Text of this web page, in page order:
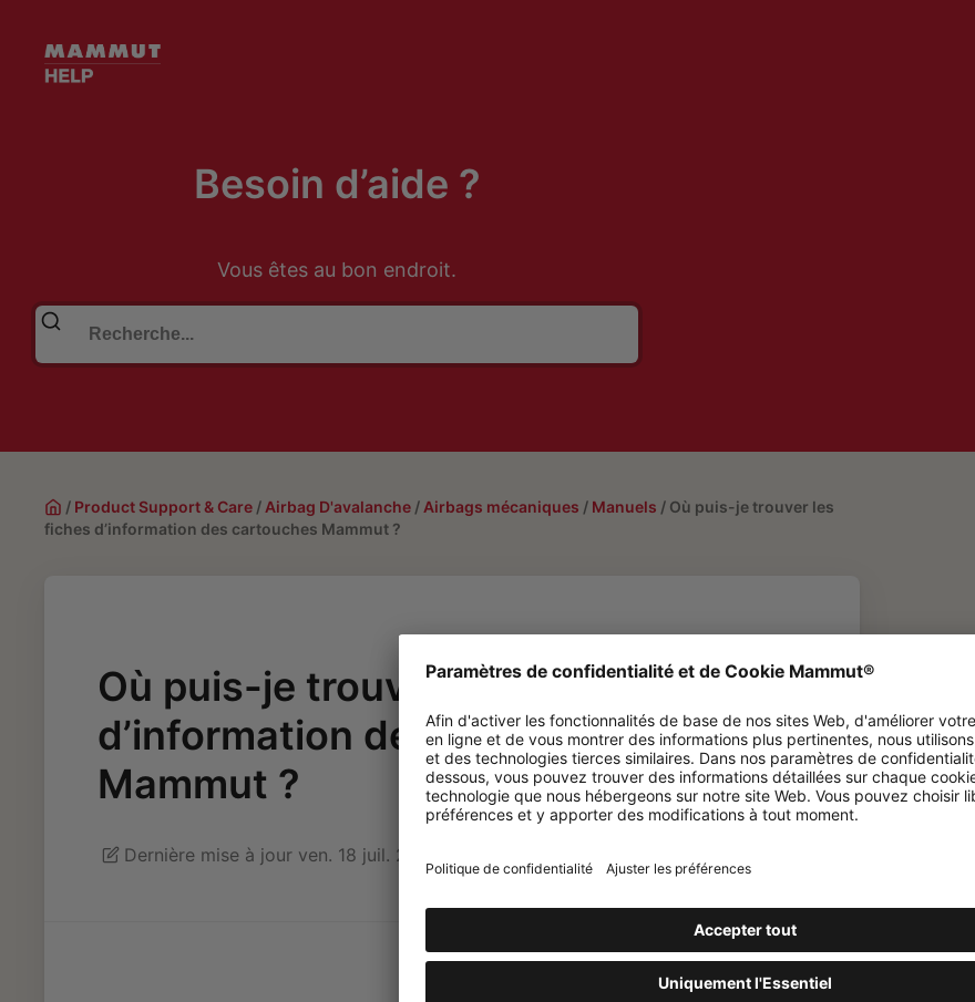
Besoin d’aide ?
Vous êtes au bon endroit.
/ Product Support & Care / Airbag D'avalanche / Airbags mécaniques / Manuels / Où puis-je trouver les
fiches d’information des cartouches Mammut ?
Où puis-je trouver les fiches
d’information des cartouches
Mammut ?
Dernière mise à jour ven. 18 juil. 2025